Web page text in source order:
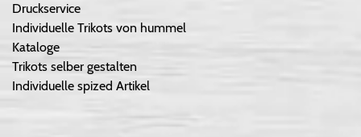
Druckservice
Individuelle Trikots von hummel
Kataloge
Trikots selber gestalten
Individuelle spized Artikel